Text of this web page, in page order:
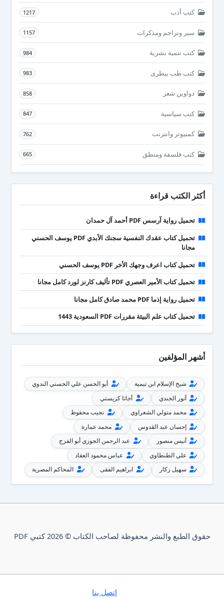
كتب أدب 1217
سير وتراجم ومذكرات 1157
كتب تنمية بشرية 984
كتب طب بيطرى 983
دواوين شعر 858
كتب سياسية 847
كمبيوتر وانترنت 762
كتب فلسفة ومنطق 665
أكثر الكتب قراءة
تحميل رواية آرسس PDF أحمد آل حمدان
تحميل كتاب عقدك النفسية سجنك الأبدي PDF يوسف الحسني
مجانا
تحميل كتاب اعرف وجهك الأخر PDF يوسف الحسني
تحميل كتاب الأمير العصري PDF تأليف كارنز لورد كامل مجانا
تحميل رواية إذما PDF محمد صادق كامل مجانا
تحميل كتاب علم البيئة مقررات PDF السعودية 1443
أشهر المؤلفين
شيخ الإسلام ابن تيمية
أبو الحسن علي الحسني الندوي
أنور الجندي
أجاثا كريستي
محمد متولي الشعراوي
نجيب محفوظ
إحسان عبد القدوس
محمد عمارة
أنيس منصور
عبد الرحمن الجوزي أبو الفرج
علي الطنطاوي
عباس محمود العقاد
سهيل زكار
ابراهيم الفقى المحاكم المصرية
حقوق الطبع والنشر محفوظة لصاحب الكتاب © 2026 كتبي PDF
إتصل بنا